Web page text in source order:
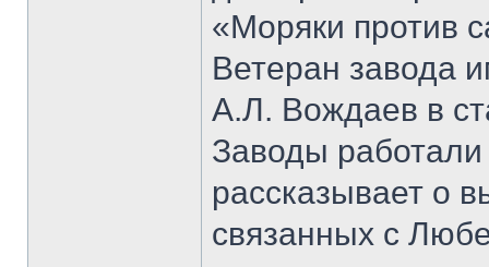
«Моряки против
Ветеран завода
А.Л. Вождаев в
Заводы
рассказывает о
связанных с